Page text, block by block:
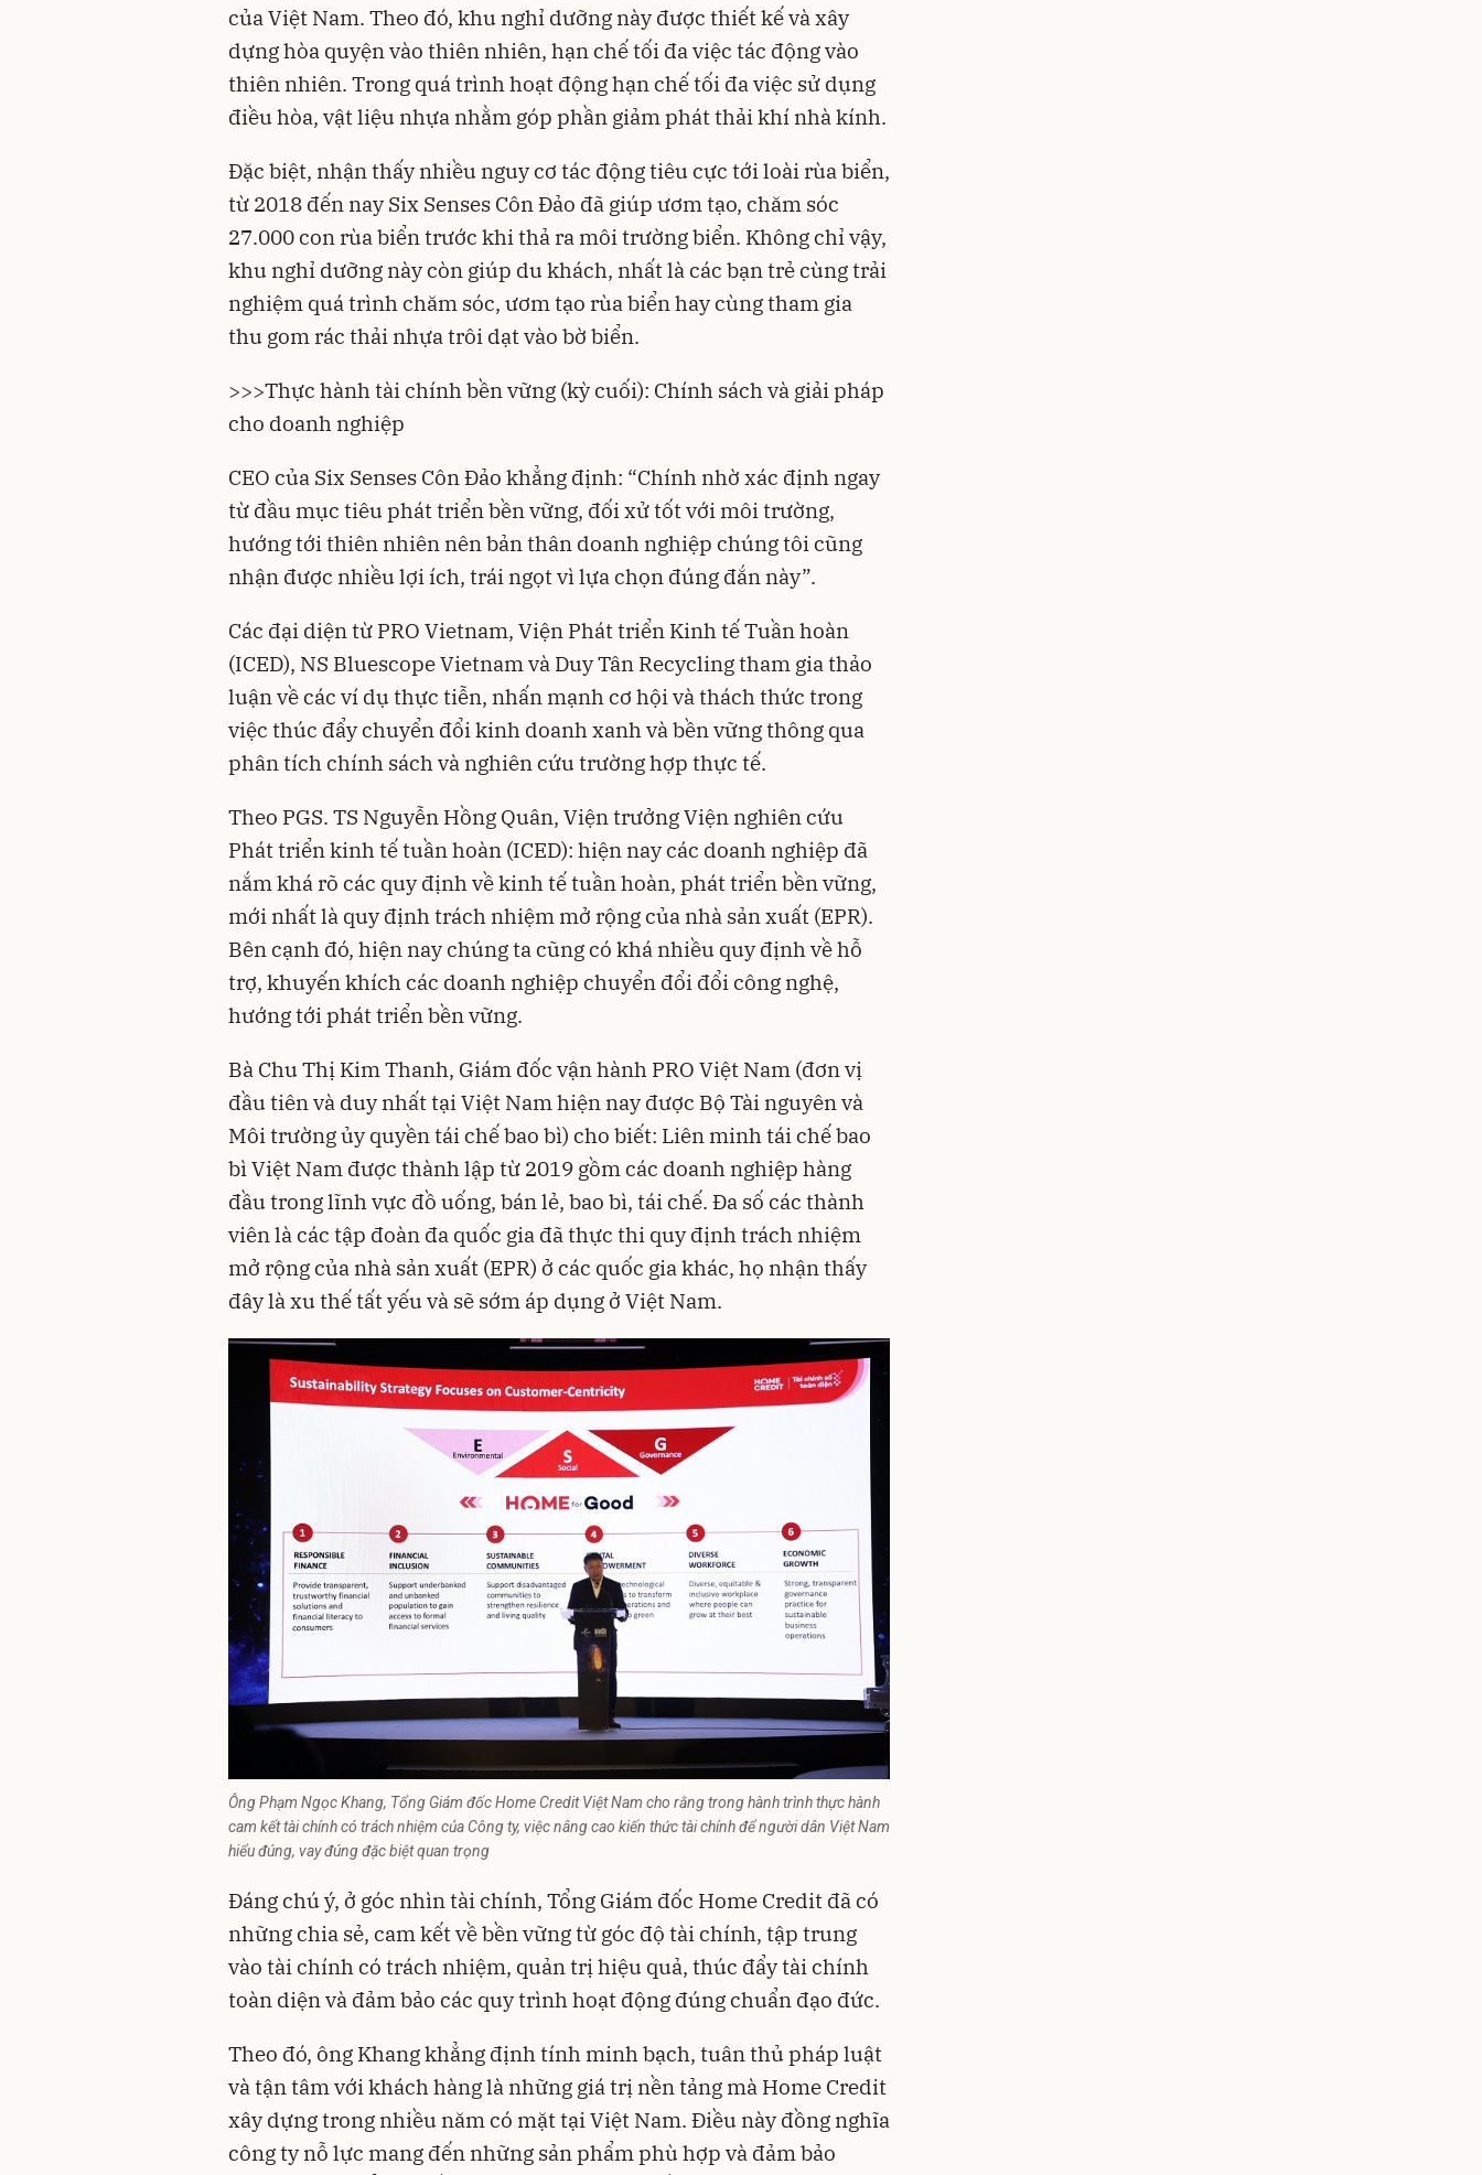
của Việt Nam. Theo đó, khu nghỉ dưỡng này được thiết kế và xây
dựng hòa quyện vào thiên nhiên, hạn chế tối đa việc tác động vào
thiên nhiên. Trong quá trình hoạt động hạn chế tối đa việc sử dụng
điều hòa, vật liệu nhựa nhằm góp phần giảm phát thải khí nhà kính.
Đặc biệt, nhận thấy nhiều nguy cơ tác động tiêu cực tới loài rùa biển,
từ 2018 đến nay Six Senses Côn Đảo đã giúp ươm tạo, chăm sóc
27.000 con rùa biển trước khi thả ra môi trường biển. Không chỉ vậy,
khu nghỉ dưỡng này còn giúp du khách, nhất là các bạn trẻ cùng trải
nghiệm quá trình chăm sóc, ươm tạo rùa biển hay cùng tham gia
thu gom rác thải nhựa trôi dạt vào bờ biển.
>>>Thực hành tài chính bền vững (kỳ cuối): Chính sách và giải pháp
cho doanh nghiệp
CEO của Six Senses Côn Đảo khẳng định: “Chính nhờ xác định ngay
từ đầu mục tiêu phát triển bền vững, đối xử tốt với môi trường,
hướng tới thiên nhiên nên bản thân doanh nghiệp chúng tôi cũng
nhận được nhiều lợi ích, trái ngọt vì lựa chọn đúng đắn này”.
Các đại diện từ PRO Vietnam, Viện Phát triển Kinh tế Tuần hoàn
(ICED), NS Bluescope Vietnam và Duy Tân Recycling tham gia thảo
luận về các ví dụ thực tiễn, nhấn mạnh cơ hội và thách thức trong
việc thúc đẩy chuyển đổikinh doanh xanhvà bền vững thông qua
phân tích chính sách và nghiên cứu trường hợp thực tế.
Theo PGS. TS Nguyễn Hồng Quân, Viện trưởng Viện nghiên cứu
Phát triển kinh tế tuần hoàn (ICED): hiện nay các doanh nghiệp đã
nắm khá rõ các quy định về kinh tế tuần hoàn, phát triển bền vững,
mới nhất là quy định trách nhiệm mở rộng của nhà sản xuất (EPR).
Bên cạnh đó, hiện nay chúng ta cũng có khá nhiều quy định về hỗ
trợ, khuyến khích các doanh nghiệp chuyển đổi đổi công nghệ,
hướng tới phát triển bền vững.
Bà Chu Thị Kim Thanh, Giám đốc vận hành PRO Việt Nam (đơn vị
đầu tiên và duy nhất tại Việt Nam hiện nay được Bộ Tài nguyên và
Môi trường ủy quyền tái chế bao bì) cho biết: Liên minh tái chế bao
bì Việt Nam được thành lập từ 2019 gồm các doanh nghiệp hàng
đầu trong lĩnh vực đồ uống, bán lẻ, bao bì, tái chế. Đa số các thành
viên là các tập đoàn đa quốc gia đã thực thi quy định trách nhiệm
mở rộng của nhà sản xuất (EPR) ở các quốc gia khác, họ nhận thấy
đây là xu thế tất yếu và sẽ sớm áp dụng ở Việt Nam.
Ông Phạm Ngọc Khang, Tổng Giám đốc Home Credit Việt Nam cho rằng trong hành trình thực hành
cam kết tài chính có trách nhiệm của Công ty, việc nâng cao kiến thức tài chính để người dân Việt Nam
hiểu đúng, vay đúng đặc biệt quan trọng
Đáng chú ý, ở góc nhìntài chính, Tổng Giám đốc Home Credit đã có
những chia sẻ, cam kết về bền vững từ góc độ tài chính, tập trung
vào tài chính có trách nhiệm, quản trị hiệu quả, thúc đẩy tài chính
toàn diện và đảm bảo các quy trình hoạt động đúng chuẩn đạo đức.
Theo đó, ông Khang khẳng định tính minh bạch, tuân thủ pháp luật
và tận tâm với khách hàng là những giá trị nền tảng mà Home Credit
xây dựng trong nhiều năm có mặt tại Việt Nam. Điều này đồng nghĩa
công ty nỗ lực mang đến những sản phẩm phù hợp và đảm bảo